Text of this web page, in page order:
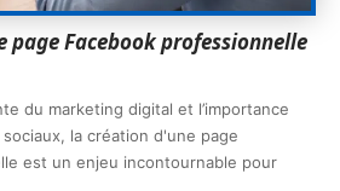
page Facebook professionnelle
du marketing digital et l’importance
la création d'une page
est un enjeu incontournable pour